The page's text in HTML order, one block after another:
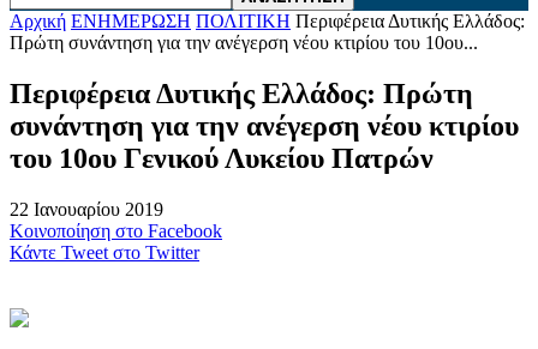
Αρχική ΕΝΗΜΕΡΩΣΗ ΠΟΛΙΤΙΚΗ Περιφέρεια Δυτικής Ελλάδος:
Πρώτη συνάντηση για την ανέγερση νέου κτιρίου του 10ου...
Περιφέρεια Δυτικής Ελλάδος: Πρώτη
συνάντηση για την ανέγερση νέου κτιρίου
του 10ου Γενικού Λυκείου Πατρών
22 Ιανουαρίου 2019
Κοινοποίηση στο Facebook
Κάντε Tweet στο Twitter